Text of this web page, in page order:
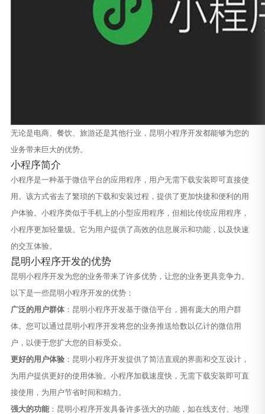
无论是电商、餐饮、旅游还是其他行业，昆明小程序开发都能够为您的
业务带来巨大的优势。
小程序简介
小程序是一种基于微信平台的应用程序，用户无需下载安装即可直接使
用。该方式省去了繁琐的下载和安装过程，提供了更加快捷和便利的用
户体验。小程序类似于手机上的小型应用程序，但相比传统应用程序，
小程序更加轻量级。它为用户提供了高效的信息展示和功能，以及快速
的交互体验。
昆明小程序开发的优势
昆明小程序开发为您的业务带来了许多优势，让您的业务更具竞争力。
以下是一些昆明小程序开发的优势：
广泛的用户群体：昆明小程序开发基于微信平台，拥有庞大的用户群
体。您可以通过昆明小程序开发将您的业务推送给数以亿计的微信用
户，以便于您扩大您的目标受众。
更好的用户体验：昆明小程序开发提供了简洁直观的界面和交互设计，
为用户提供更好的使用体验。小程序加载速度快，无需下载安装即可直
接使用，为用户节省时间和精力。
强大的功能：昆明小程序开发具备许多强大的功能，如在线支付、地理